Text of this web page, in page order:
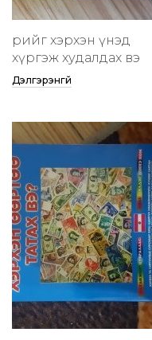
өөрийгөө хэрхэн үнэд
хүргэж худалдах вэ
Дэлгэрэнгүй